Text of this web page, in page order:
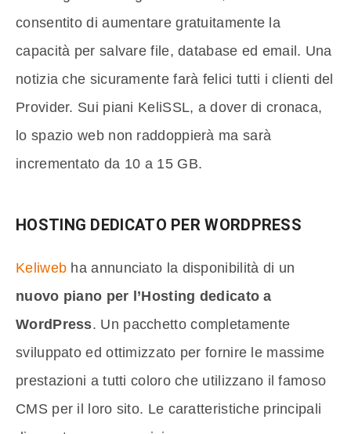
consentito di aumentare gratuitamente la
capacità per salvare file, database ed email. Una
notizia che sicuramente farà felici tutti i clienti del
Provider. Sui piani KeliSSL, a dover di cronaca,
lo spazio web non raddoppierà ma sarà
incrementato da 10 a 15 GB.
HOSTING DEDICATO PER WORDPRESS
Keliweb ha annunciato la disponibilità di un
nuovo piano per l’Hosting dedicato a
WordPress. Un pacchetto completamente
sviluppato ed ottimizzato per fornire le massime
prestazioni a tutti coloro che utilizzano il famoso
CMS per il loro sito. Le caratteristiche principali